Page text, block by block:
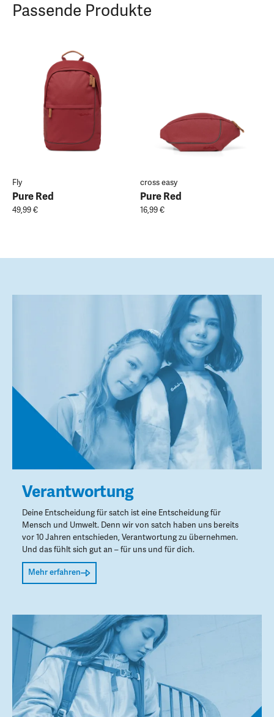
Passende Produkte
Fly
Pure Red
49,99 €
cross easy
Pure Red
16,99 €
Verantwortung
Deine Entscheidung für satch ist eine Entscheidung für
Mensch und Umwelt. Denn wir von satch haben uns bereits
vor 10 Jahren entschieden, Verantwortung zu übernehmen.
Und das fühlt sich gut an – für uns und für dich.
Mehr erfahren